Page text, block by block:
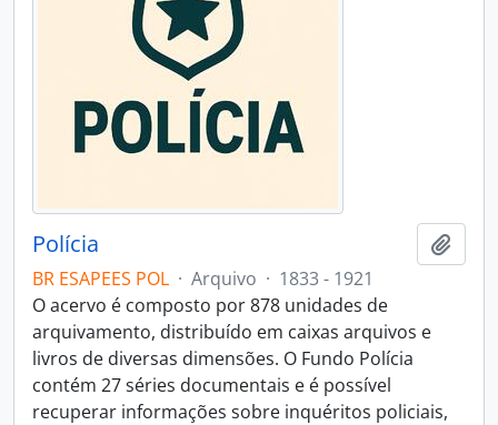
Polícia
BR ESAPEES POL · Arquivo · 1833 - 1921
O acervo é composto por 878 unidades de
arquivamento, distribuído em caixas arquivos e
livros de diversas dimensões. O Fundo Polícia
contém 27 séries documentais e é possível
recuperar informações sobre inquéritos policiais,